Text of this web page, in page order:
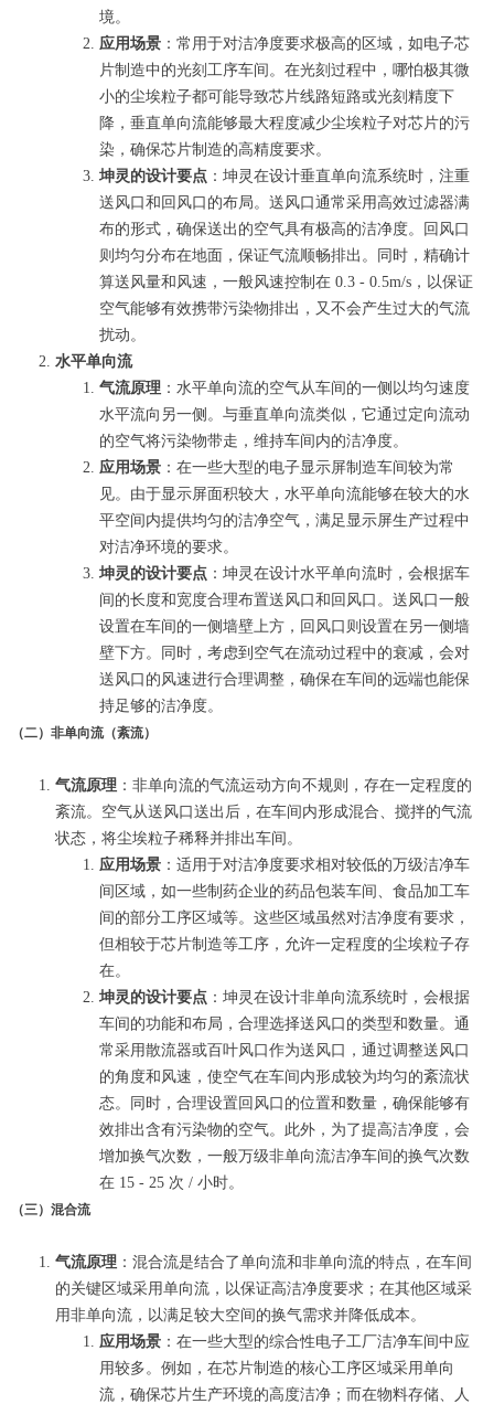
境。
应用场景 ：常用于对洁净度要求极高的区域，如电子芯
片制造中的光刻工序车间。在光刻过程中，哪怕极其微
小的尘埃粒子都可能导致芯片线路短路或光刻精度下
降，垂直单向流能够最大程度减少尘埃粒子对芯片的污
染，确保芯片制造的高精度要求。
坤灵的设计要点 ：坤灵在设计垂直单向流系统时，注重
送风口和回风口的布局。送风口通常采用高效过滤器满
布的形式，确保送出的空气具有极高的洁净度。回风口
则均匀分布在地面，保证气流顺畅排出。同时，精确计
算送风量和风速，一般风速控制在 0.3 - 0.5m/s，以保证
空气能够有效携带污染物排出，又不会产生过大的气流
扰动。
水平单向流
气流原理 ：水平单向流的空气从车间的一侧以均匀速度
水平流向另一侧。与垂直单向流类似，它通过定向流动
的空气将污染物带走，维持车间内的洁净度。
应用场景 ：在一些大型的电子显示屏制造车间较为常
见。由于显示屏面积较大，水平单向流能够在较大的水
平空间内提供均匀的洁净空气，满足显示屏生产过程中
对洁净环境的要求。
坤灵的设计要点 ：坤灵在设计水平单向流时，会根据车
间的长度和宽度合理布置送风口和回风口。送风口一般
设置在车间的一侧墙壁上方，回风口则设置在另一侧墙
壁下方。同时，考虑到空气在流动过程中的衰减，会对
送风口的风速进行合理调整，确保在车间的远端也能保
持足够的洁净度。
（二）非单向流（紊流）
气流原理 ：非单向流的气流运动方向不规则，存在一定程度的
紊流。空气从送风口送出后，在车间内形成混合、搅拌的气流
状态，将尘埃粒子稀释并排出车间。
应用场景 ：适用于对洁净度要求相对较低的万级洁净车
间区域，如一些制药企业的药品包装车间、食品加工车
间的部分工序区域等。这些区域虽然对洁净度有要求，
但相较于芯片制造等工序，允许一定程度的尘埃粒子存
在。
坤灵的设计要点 ：坤灵在设计非单向流系统时，会根据
车间的功能和布局，合理选择送风口的类型和数量。通
常采用散流器或百叶风口作为送风口，通过调整送风口
的角度和风速，使空气在车间内形成较为均匀的紊流状
态。同时，合理设置回风口的位置和数量，确保能够有
效排出含有污染物的空气。此外，为了提高洁净度，会
增加换气次数，一般万级非单向流洁净车间的换气次数
在 15 - 25 次 / 小时。
（三）混合流
气流原理 ：混合流是结合了单向流和非单向流的特点，在车间
的关键区域采用单向流，以保证高洁净度要求；在其他区域采
用非单向流，以满足较大空间的换气需求并降低成本。
应用场景 ：在一些大型的综合性电子工厂洁净车间中应
用较多。例如，在芯片制造的核心工序区域采用单向
流，确保芯片生产环境的高度洁净；而在物料存储、人